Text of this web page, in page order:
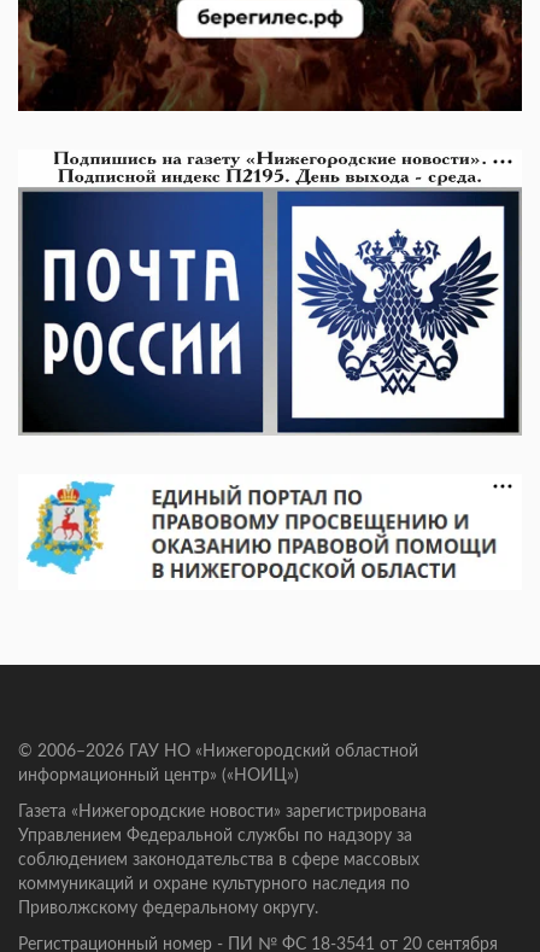
© 2006–2026 ГАУ НО «Нижегородский областной
информационный центр» («НОИЦ»)
Газета «Нижегородские новости» зарегистрирована
Управлением Федеральной службы по надзору за
соблюдением законодательства в сфере массовых
коммуникаций и охране культурного наследия по
Приволжскому федеральному округу.
Регистрационный номер - ПИ № ФС 18-3541 от 20 сентября